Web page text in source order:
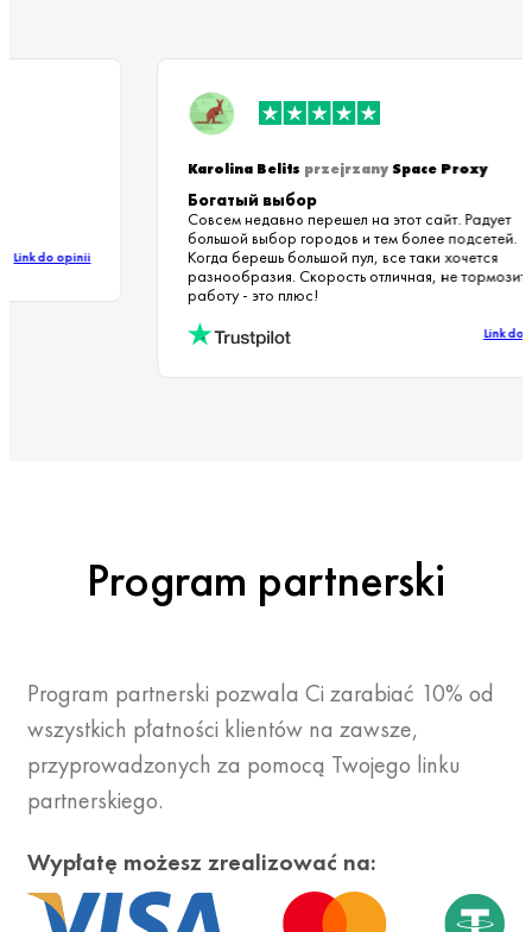
Link do opinii
Karolina BelitsprzejrzanySpace Proxy
Богатый выбор
Совсем недавно перешел на этот сайт. Радует
большой выбор городов и тем более подсетей.
Когда берешь большой пул, все таки хочется
разнообразия. Скорость отличная, не
работу - это плюс!
Link
Program partnerski
Program partnerski pozwala Ci zarabiać 10% od
wszystkich płatności klientów na zawsze,
przyprowadzonych za pomocą Twojego linku
partnerskiego.
Wypłatę możesz zrealizować na: